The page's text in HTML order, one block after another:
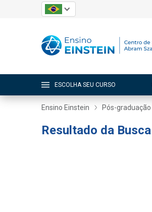
ESCOLHA SEU CURSO
Ensino Einstein Pós-graduação
Resultado da Busca